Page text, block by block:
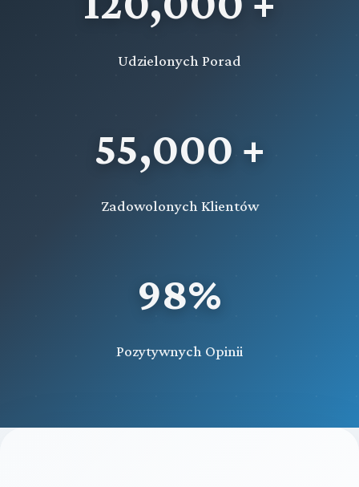
Udzielonych Porad
55,000 +
Zadowolonych Klientów
98%
Pozytywnych Opinii